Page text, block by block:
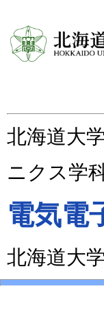
北海道大
ニクス学
電気電
北海道大